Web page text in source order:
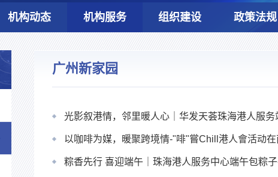
机构动态 机构服务 组织建设 政策法规
广州新家园
光影叙港情，邻里暖人心｜华发天荟珠海港人服务
以咖啡为媒，暖聚跨境情-"啡"嘗Chill港人會活动
粽香先行 喜迎端午｜珠海港人服务中心端午包粽